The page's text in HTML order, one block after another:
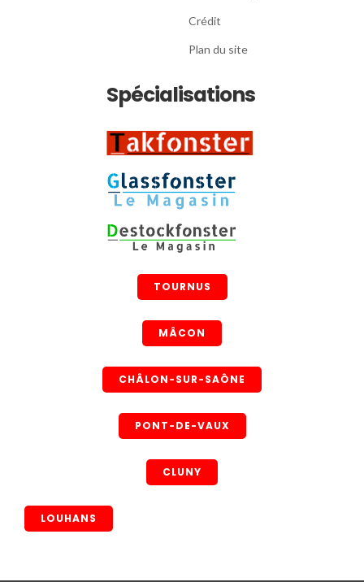
Crédit
Plan du site
Spécialisations
TOURNUS
MÂCON
CHÂLON-SUR-SAÔNE
PONT-DE-VAUX
CLUNY
LOUHANS